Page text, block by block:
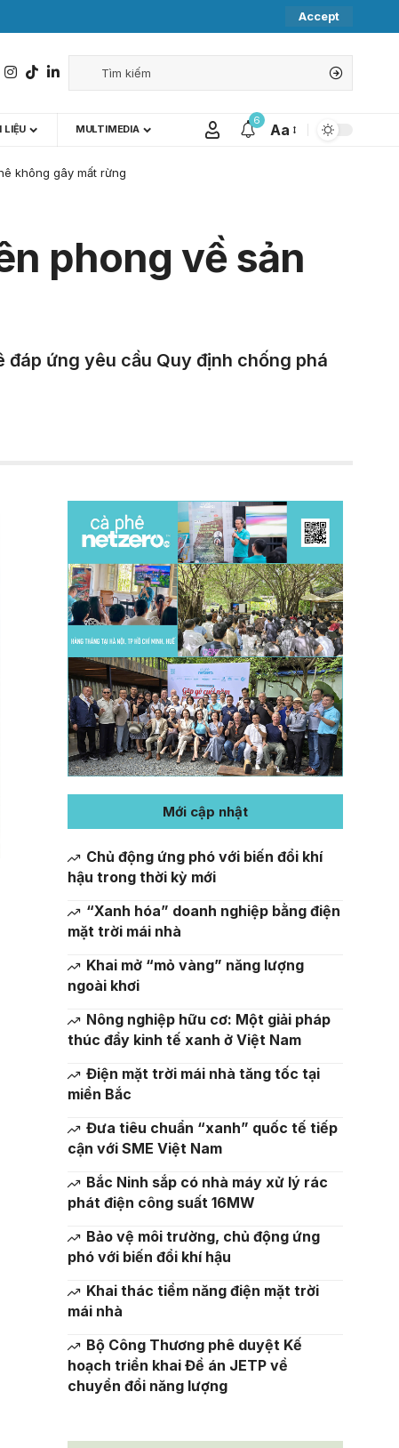
Accept
LIỆU MULTIMEDIA
6
Aa
không gây mất rừng
phong về sản
ứng yêu cầu Quy định chống phá
Mới cập nhật
Chủ động ứng phó với biến đổi khí
hậu trong thời kỳ mới
“Xanh hóa” doanh nghiệp bằng điện
mặt trời mái nhà
Khai mở “mỏ vàng” năng lượng
ngoài khơi
Nông nghiệp hữu cơ: Một giải pháp
thúc đẩy kinh tế xanh ở Việt Nam
Điện mặt trời mái nhà tăng tốc tại
miền Bắc
Đưa tiêu chuẩn “xanh” quốc tế tiếp
cận với SME Việt Nam
Bắc Ninh sắp có nhà máy xử lý rác
phát điện công suất 16MW
Bảo vệ môi trường, chủ động ứng
phó với biến đổi khí hậu
Khai thác tiềm năng điện mặt trời
mái nhà
Bộ Công Thương phê duyệt Kế
hoạch triển khai Đề án JETP về
chuyển đổi năng lượng